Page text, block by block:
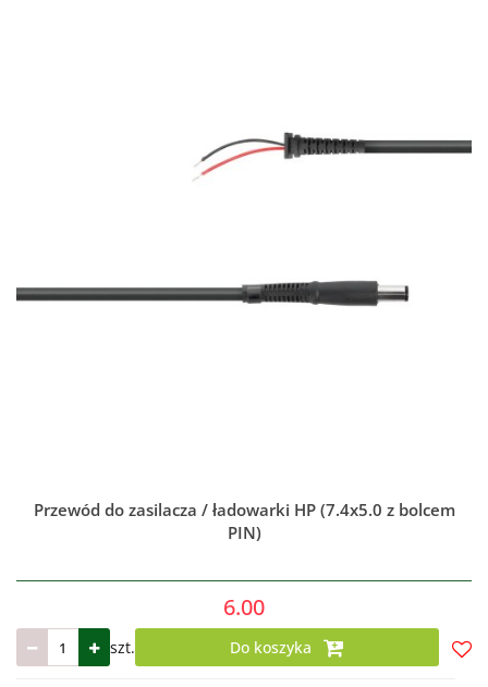
Przewód do zasilacza / ładowarki HP (7.4x5.0 z bolcem
PIN)
6.00
szt. Do koszyka